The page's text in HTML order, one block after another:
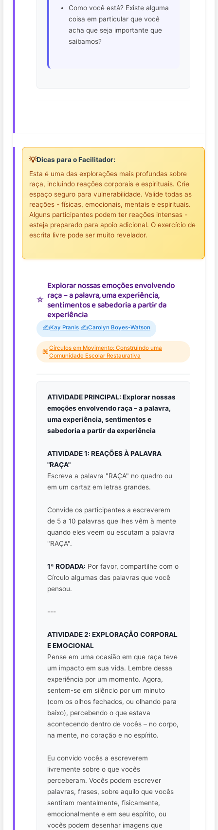
Como você está? Existe alguma
coisa em particular que você
acha que seja importante que
saibamos?
💡Dicas para o Facilitador:
Esta é uma das explorações mais profundas sobre
raça, incluindo reações corporais e espirituais. Crie
espaço seguro para vulnerabilidade. Valide todas as
reações - físicas, emocionais, mentais e espirituais.
Alguns participantes podem ter reações intensas -
esteja preparado para apoio adicional. O exercício de
escrita livre pode ser muito revelador.
Explorar nossas emoções envolvendo
raça – a palavra, uma experiência,
sentimentos e sabedoria a partir da
experiência
✍️Kay Pranis ✍️Carolyn Boyes-Watson
📖Círculos em Movimento: Construindo uma
Comunidade Escolar Restaurativa
ATIVIDADE PRINCIPAL: Explorar nossas
emoções envolvendo raça – a palavra,
uma experiência, sentimentos e
sabedoria a partir da experiência
ATIVIDADE 1: REAÇÕES À PALAVRA
"RAÇA"
Escreva a palavra "RAÇA" no quadro ou
em um cartaz em letras grandes.
Convide os participantes a escreverem
de 5 a 10 palavras que lhes vêm à mente
quando eles veem ou escutam a palavra
"RAÇA".
1ª RODADA: Por favor, compartilhe com o
Círculo algumas das palavras que você
pensou.
---
ATIVIDADE 2: EXPLORAÇÃO CORPORAL
E EMOCIONAL
Pense em uma ocasião em que raça teve
um impacto em sua vida. Lembre dessa
experiência por um momento. Agora,
sentem-se em silêncio por um minuto
(com os olhos fechados, ou olhando para
baixo), percebendo o que estava
acontecendo dentro de vocês – no corpo,
na mente, no coração e no espírito.
Eu convido vocês a escreverem
livremente sobre o que vocês
perceberam. Vocês podem escrever
palavras, frases, sobre aquilo que vocês
sentiram mentalmente, fisicamente,
emocionalmente e em seu espírito, ou
vocês podem desenhar imagens que